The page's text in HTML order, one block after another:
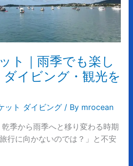
ト｜雨季でも楽し
イビング・観光を
ット ダイビング/ By mrocean
季から雨季へと移り変わる時期
行に向かないのでは？」と不安